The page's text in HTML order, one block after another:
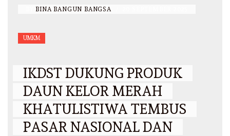
BINA BANGUN BANGSA
UMKM
IKDST DUKUNG PRODUK
DAUN KELOR MERAH
KHATULISTIWA TEMBUS
PASAR NASIONAL DAN